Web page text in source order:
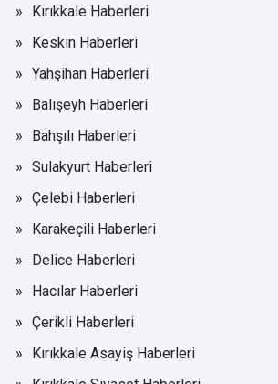
Kırıkkale Haberleri
Keskin Haberleri
Yahşihan Haberleri
Balışeyh Haberleri
Bahşılı Haberleri
Sulakyurt Haberleri
Çelebi Haberleri
Karakeçili Haberleri
Delice Haberleri
Hacılar Haberleri
Çerikli Haberleri
Kırıkkale Asayiş Haberleri